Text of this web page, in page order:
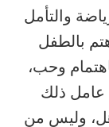
والتأمل
بالطفل
وحب،
ذلك
وليس من